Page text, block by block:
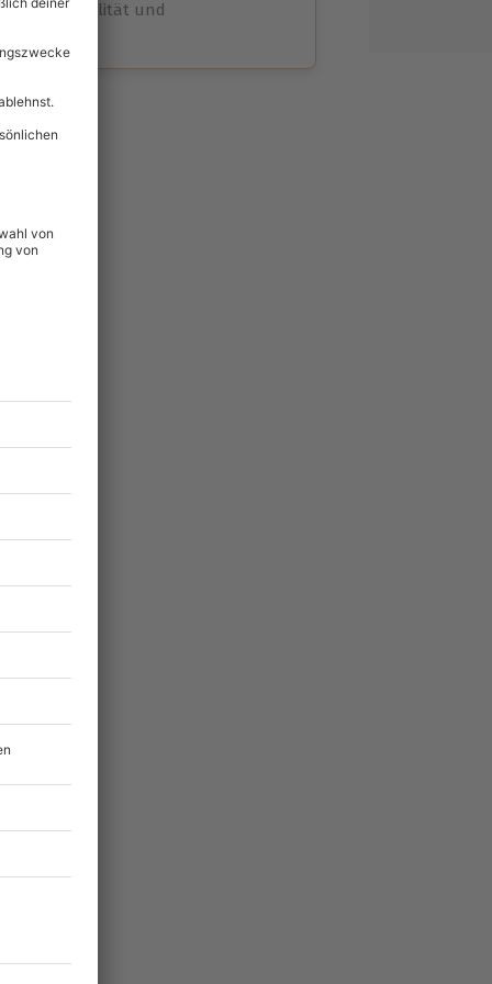
volle Flexibilität und
& verlängerbar.